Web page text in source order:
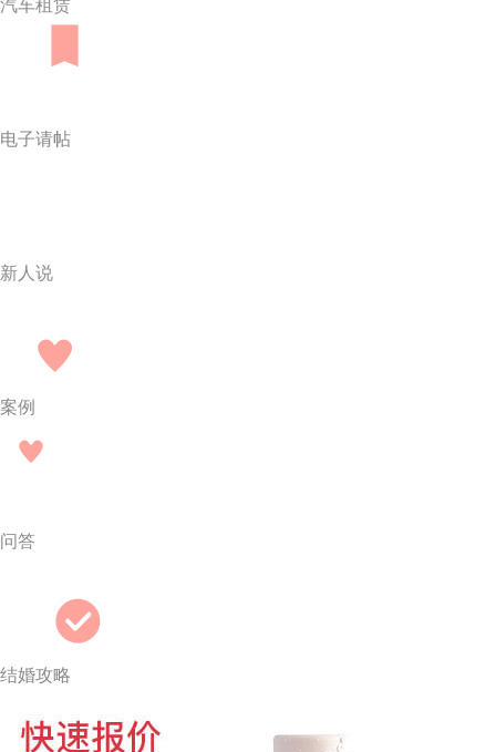
汽车租赁
电子请帖
新人说
案例
问答
结婚攻略